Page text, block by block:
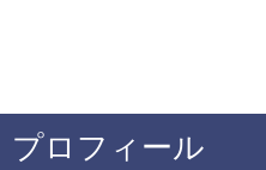
プロフィール